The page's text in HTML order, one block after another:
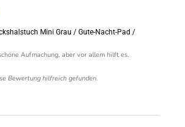
Mini Grau / Gute-Nacht-Pad /
Aufmachung, aber vor allem hilft es.
Bewertung hilfreich gefunden.